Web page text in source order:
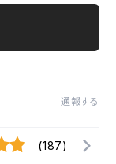
通報する
(187)